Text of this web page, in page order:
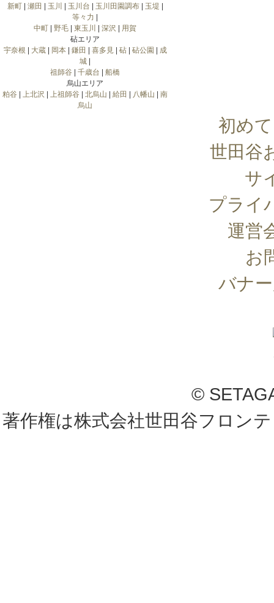
新町| 瀬田 玉川 玉川台 玉川田園調布| 玉堤
等々力
中町
野毛 東玉川 深沢
用賀
砧エリア
宇奈根
大蔵| 岡本| 鎌田 喜多見| 砧| 砧公園
成
城
祖師谷
千歳台
船橋
烏山エリア
粕谷
上北沢 上祖師谷 北烏山 給田 八幡山
南
烏山
初め
世田谷
サ
プライ
運営
お
バナ
©
著作権は株式会社世田谷フロン